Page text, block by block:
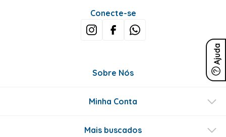
Ajuda
Conecte-se
Sobre Nós
Minha Conta
Mais buscados